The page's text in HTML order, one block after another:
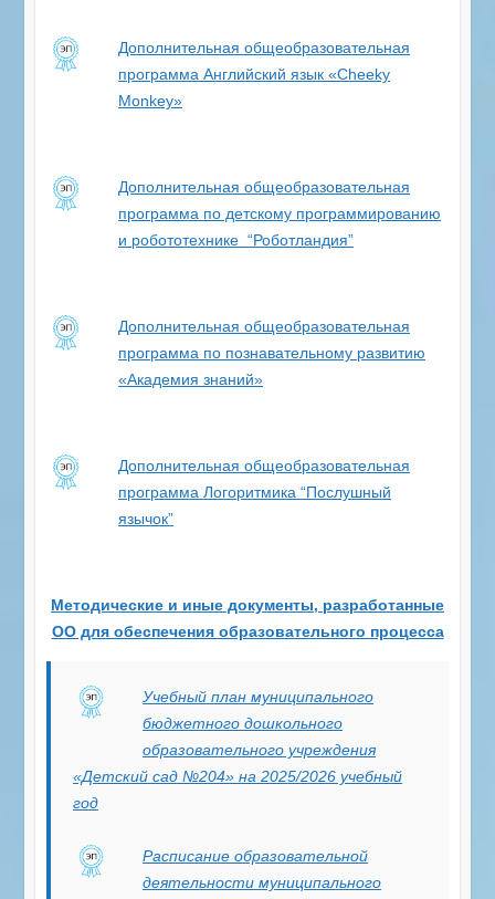
Дополнительная общеобразовательная
программаАнглийский язык «Cheeky
Monkey»
Дополнительная общеобразовательная
программа по детскому программированию
и робототехнике “Роботландия”
Дополнительная общеобразовательная
программа по познавательному развитию
«Академия знаний»
Дополнительная общеобразовательная
программа Логоритмика “Послушный
язычок”
Методические и иные документы, разработанные
ОО для обеспечения образовательного процесса
Учебный план муниципального
бюджетного дошкольного
образовательного учреждения
«Детский сад №204» на 2025/2026 учебный
год
Расписание образовательной
деятельности муниципального